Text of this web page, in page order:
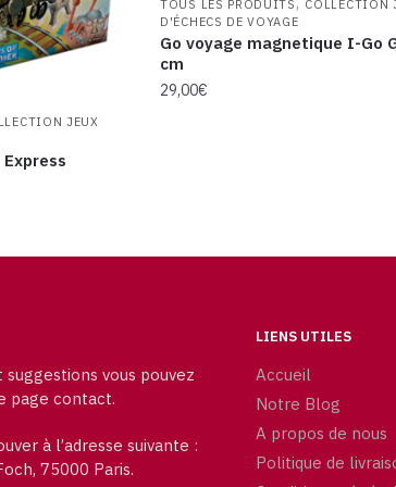
JEUX
TOUS LES PRODUITS
COLLECTION
D'ÉCHECS DE VOYAGE
Go voyage magnetique I-Go
cm
29,00€
vous pouvez
page contact.
à l’adresse suivante :
75000 Paris.
LIENS UTILES
Accueil
Notre Blog
A propos de nous
Politique de